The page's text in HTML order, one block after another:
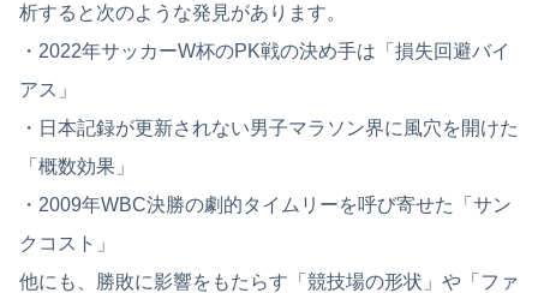
析すると次のような発見があります。
・2022年サッカーW杯のPK戦の決め手は「損失回避バイ
アス」
・日本記録が更新されない男子マラソン界に風穴を開けた
「概数効果」
・2009年WBC決勝の劇的タイムリーを呼び寄せた「サン
クコスト」
他にも、勝敗に影響をもたらす「競技場の形状」や「ファ